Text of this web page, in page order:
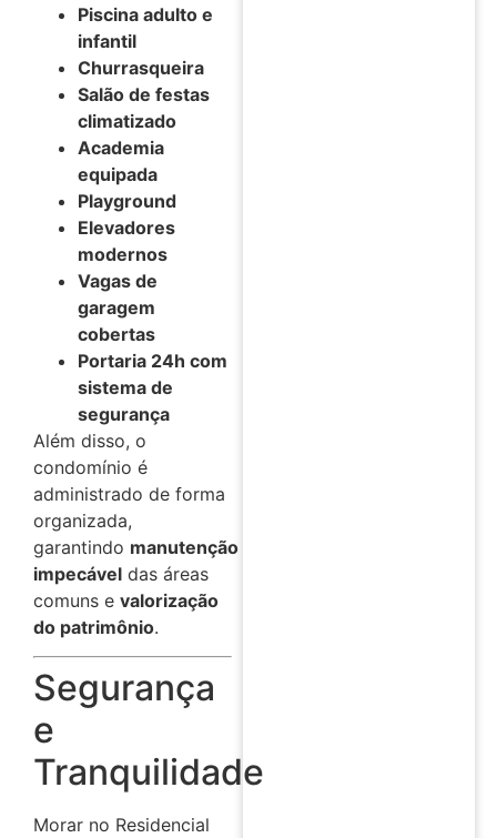
Piscina adulto e
infantil
Churrasqueira
Salão de festas
climatizado
Academia
equipada
Playground
Elevadores
modernos
Vagas de
garagem
cobertas
Portaria 24h com
sistema de
segurança
Além disso, o
condomínio é
administrado de forma
organizada,
garantindo manutenção
impecável das áreas
comuns e valorização
do patrimônio.
Segurança
e
Tranquilidade
Morar no Residencial